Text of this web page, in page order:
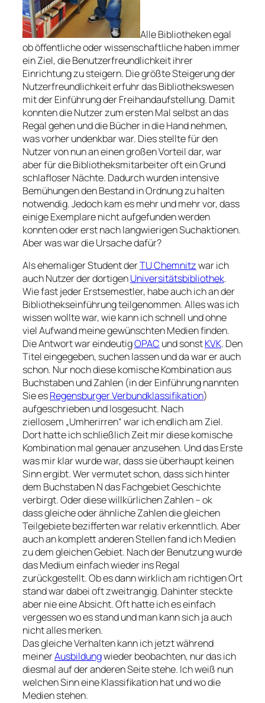
Alle Bibliotheken egal
ob öffentliche oder wissenschaftliche haben immer
ein Ziel, die Benutzerfreundlichkeit ihrer
Einrichtung zu steigern. Die größte Steigerung der
Nutzerfreundlichkeit erfuhr das Bibliothekswesen
mit der Einführung der Freihandaufstellung. Damit
konnten die Nutzer zum ersten Mal selbst an das
Regal gehen und die Bücher in die Hand nehmen,
was vorher undenkbar war. Dies stellte für den
Nutzer von nun an einen großen Vorteil dar, war
aber für die Bibliotheksmitarbeiter oft ein Grund
schlafloser Nächte. Dadurch wurden intensive
Bemühungen den Bestand in Ordnung zu halten
notwendig. Jedoch kam es mehr und mehr vor, dass
einige Exemplare nicht aufgefunden werden
konnten oder erst nach langwierigen Suchaktionen.
Aber was war die Ursache dafür?
Als ehemaliger Student derTU Chemnitzwar ich
auch Nutzer der dortigenUniversitätsbibliothek.
Wie fast jeder Erstsemestler, habe auch ich an der
Bibliothekseinführung teilgenommen. Alles was ich
wissen wollte war, wie kann ich schnell und ohne
viel Aufwand meine gewünschten Medien finden.
Die Antwort war eindeutigOPAC und sonstKVK. Den
Titel eingegeben, suchen lassen und da war er auch
schon. Nur noch diese komische Kombination aus
Buchstaben und Zahlen (in der Einführung nannten
Sie esRegensburger Verbundklassifikation)
aufgeschrieben und losgesucht. Nach
ziellosem „Umherirren“ war ich endlich am Ziel.
Dort hatte ich schließlich Zeit mir diese komische
Kombination mal genauer anzusehen. Und das Erste
was mir klar wurde war, dass sie überhaupt keinen
Sinn ergibt. Wer vermutet schon, dass sich hinter
dem Buchstaben N das Fachgebiet Geschichte
verbirgt. Oder diese willkürlichen Zahlen – ok
dass gleiche oder ähnliche Zahlen die gleichen
Teilgebiete bezifferten war relativ erkenntlich. Aber
auch an komplett anderen Stellen fand ich Medien
zu dem gleichen Gebiet. Nach der Benutzung wurde
das Medium einfach wieder ins Regal
zurückgestellt. Ob es dann wirklich am richtigen Ort
stand war dabei oft zweitrangig. Dahinter steckte
aber nie eine Absicht. Oft hatte ich es einfach
vergessen wo es stand und man kann sich ja auch
nicht alles merken.
Das gleiche Verhalten kann ich jetzt während
meinerAusbildungwieder beobachten, nur das ich
diesmal auf der anderen Seite stehe. Ich weiß nun
welchen Sinn eine Klassifikation hat und wo die
Medien stehen.